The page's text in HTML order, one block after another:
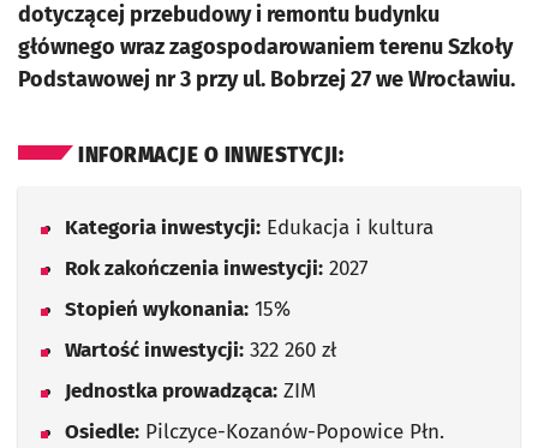
dotyczącej przebudowy i remontu budynku
głównego wraz zagospodarowaniem terenu Szkoły
Podstawowej nr 3 przy ul. Bobrzej 27 we Wrocławiu.
INFORMACJE O INWESTYCJI:
Kategoria inwestycji: Edukacja i kultura
Rok zakończenia inwestycji: 2027
Stopień wykonania: 15%
Wartość inwestycji: 322 260 zł
Jednostka prowadząca: ZIM
Osiedle: Pilczyce-Kozanów-Popowice Płn.